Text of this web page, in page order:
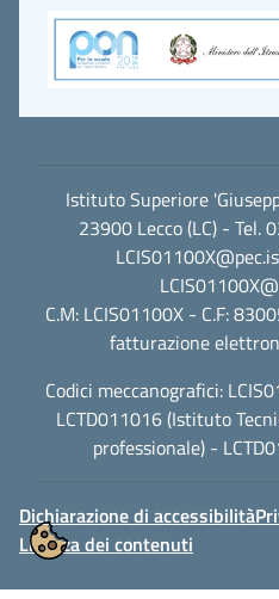
Istituto Superiore
23900 Lecco (LC) - Tel.
C.M: LCIS01100X - C.F:
fatturazione
Codici meccanografici:
LCTD011016 (Istituto
professionale) -
Dichiarazione di accessibilità
Licenza dei contenuti